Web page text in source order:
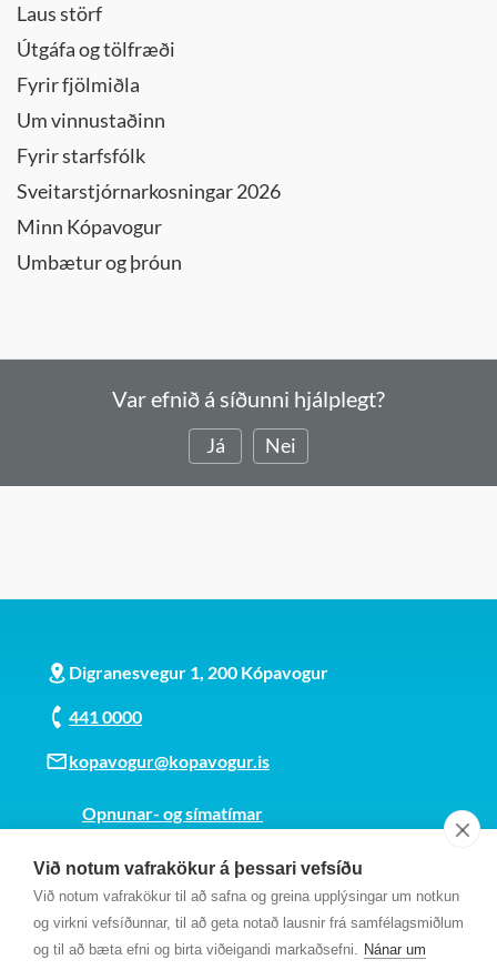
Við notum vafrakökur á þessari vefsíðu
Við notum vafrakökur til að safna og greina upplýsingar um notkun
og virkni vefsíðunnar, til að geta notað lausnir frá samfélagsmiðlum
og til að bæta efni og birta viðeigandi markaðsefni. Nánar um
Laus störf
Útgáfa og tölfræði
Fyrir fjölmiðla
Um vinnustaðinn
Fyrir starfsfólk
Sveitarstjórnarkosningar 2026
Minn Kópavogur
Umbætur og þróun
Var efnið á síðunni hjálplegt?
Já Nei
Digranesvegur 1, 200 Kópavogur
441 0000
kopavogur@kopavogur.is
Opnunar- og símatímar
Kt. 700169-3759
Fundarmannagátt